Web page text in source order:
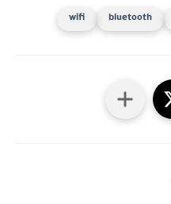
bluetooth
wifi